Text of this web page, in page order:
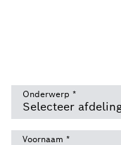
Onderwerp *
Voornaam *